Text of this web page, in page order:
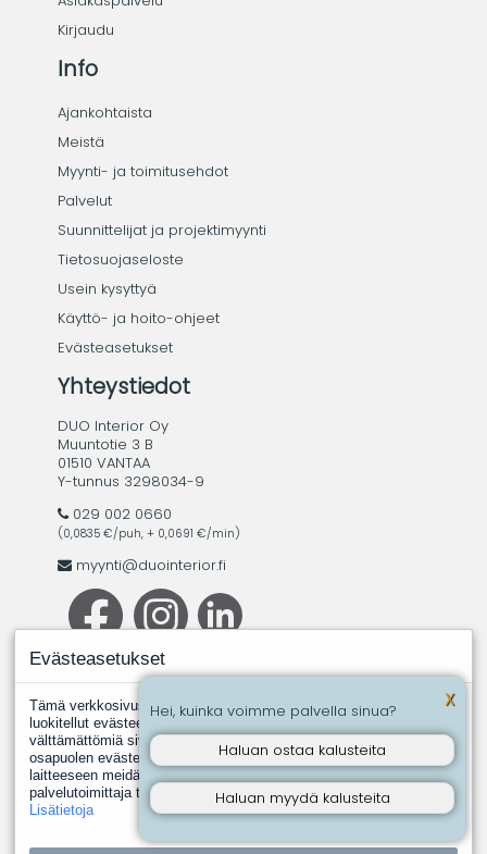
Kirjaudu
Info
Ajankohtaista
Meistä
Myynti- ja toimitusehdot
Palvelut
Suunnittelijat ja projektimyynti
Tietosuojaseloste
Usein kysyttyä
Käyttö- ja hoito-ohjeet
Evästeasetukset
Yhteystiedot
DUO Interior Oy
Muuntotie 3 B
01510 VANTAA
Y-tunnus 3298034-9
029 002 0660
(0,0835 €/puh, + 0,0691 €/min)
myynti@duointerior.fi
X
Hei, kuinka voimme palvella sinua?
Haluan ostaa kalusteita
Haluan myydä kalusteita
Evästeasetukset
Tämä verkkosivusto käyttää evästeitä. Evästeistä välttämättömiksi
luokitellut evästeet tallennetaan selaimeesi, koska ne ovat
välttämättömiä sivuston perustoimintoja varten. Muut, kolmannen
osapuolen evästeet ovat evästeitä, joita joku toinen taho asentaa
laitteeseen meidän puolestamme. Näin tapahtuu silloin, kun jokin
palvelutoimittaja tuottaa meille esimerkiksi analyysipalveluita.
Lisätietoja